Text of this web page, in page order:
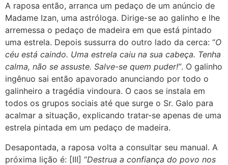
A raposa então, arranca um pedaço de um anúncio de
Madame Izan, uma astróloga. Dirige-se ao galinho e lhe
arremessa o pedaço de madeira em que está pintado
uma estrela. Depois sussurra do outro lado da cerca: “O
céu está caindo. Uma estrela caiu na sua cabeça. Tenha
calma, não se assuste. Salve-se quem puder!”. O galinho
ingênuo sai então apavorado anunciando por todo o
galinheiro a tragédia vindoura. O caos se instala em
todos os grupos sociais até que surge o Sr. Galo para
acalmar a situação, explicando tratar-se apenas de uma
estrela pintada em um pedaço de madeira.
Desapontada, a raposa volta a consultar seu manual. A
próxima lição é: [III] “Destrua a confiança do povo nos